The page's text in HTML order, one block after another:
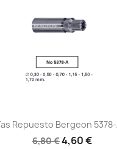
Repuesto Bergeon 5378-
6,80 €4,60 €